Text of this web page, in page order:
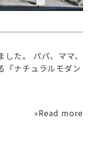
した。 パパ、ママ、
『ナチュラルモダン
»Read more